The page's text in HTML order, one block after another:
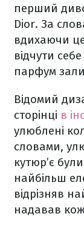
перший
Dior. За
вдихаючи
відчути
парфум
Відомий
сторінці в
улюблені
словами,
кутюр’є
найбільш
відрізняв
надавав